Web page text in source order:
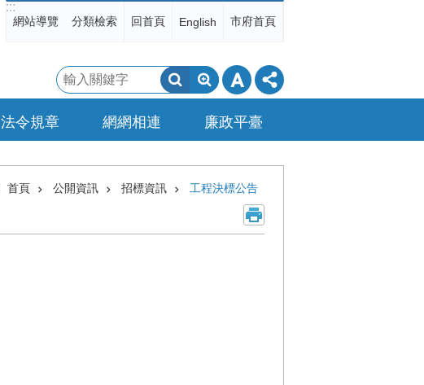
:::
網站導覽 分類檢索 回首頁 English 市府首頁
搜
尋
法令規章 網網相連 廉政平臺
首頁 公開資訊 招標資訊 工程決標公告